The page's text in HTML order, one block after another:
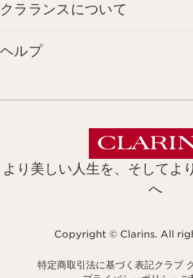
クラランスについて
ヘルプ
より美しい人生を、そしてよ
へ
Copyright © Clarins. All
特定商取引法に基づく表記クラブ